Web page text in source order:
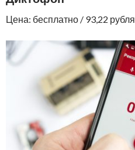
Цена: бесплатно / 93,22 рубля